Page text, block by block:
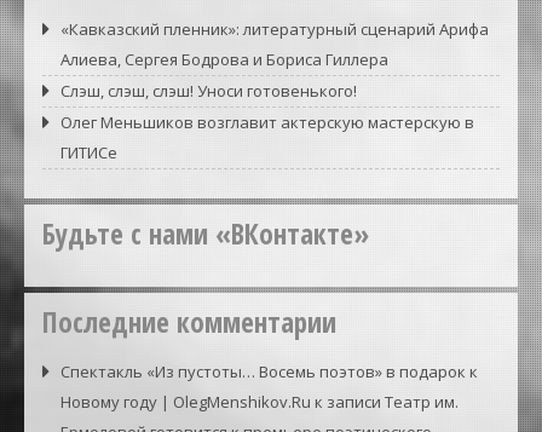
«Кавказский пленник»: литературный сценарий Арифа
Алиева, Сергея Бодрова и Бориса Гиллера
Слэш, слэш, слэш! Уноси готовенького!
Олег Меньшиков возглавит актерскую мастерскую в
ГИТИСе
Будьте с нами «ВКонтакте»
Последние комментарии
Спектакль «Из пустоты… Восемь поэтов» в подарок к
Новому году | OlegMenshikov.Ru к записи Театр им.